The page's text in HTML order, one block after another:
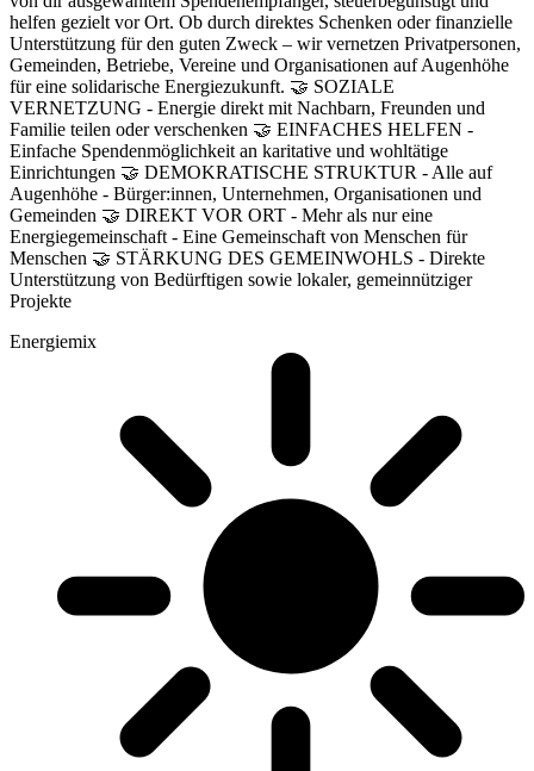
helfen gezielt vor Ort. Ob durch direktes Schenken oder finanzielle
Unterstützung für den guten Zweck – wir vernetzen Privatpersonen,
Gemeinden, Betriebe, Vereine und Organisationen auf Augenhöhe
für eine solidarische Energiezukunft. 🤝 SOZIALE
VERNETZUNG - Energie direkt mit Nachbarn, Freunden und
Familie teilen oder verschenken 🤝 EINFACHES HELFEN -
Einfache Spendenmöglichkeit an karitative und wohltätige
Einrichtungen 🤝 DEMOKRATISCHE STRUKTUR - Alle auf
Augenhöhe - Bürger:innen, Unternehmen, Organisationen und
Gemeinden 🤝 DIREKT VOR ORT - Mehr als nur eine
Energiegemeinschaft - Eine Gemeinschaft von Menschen für
Menschen 🤝 STÄRKUNG DES GEMEINWOHLS - Direkte
Unterstützung von Bedürftigen sowie lokaler, gemeinnütziger
Projekte
Energiemix